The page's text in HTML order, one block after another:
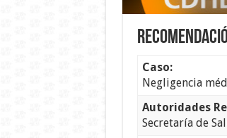
Caso:
Negligencia
Autoridades
Secretaría de